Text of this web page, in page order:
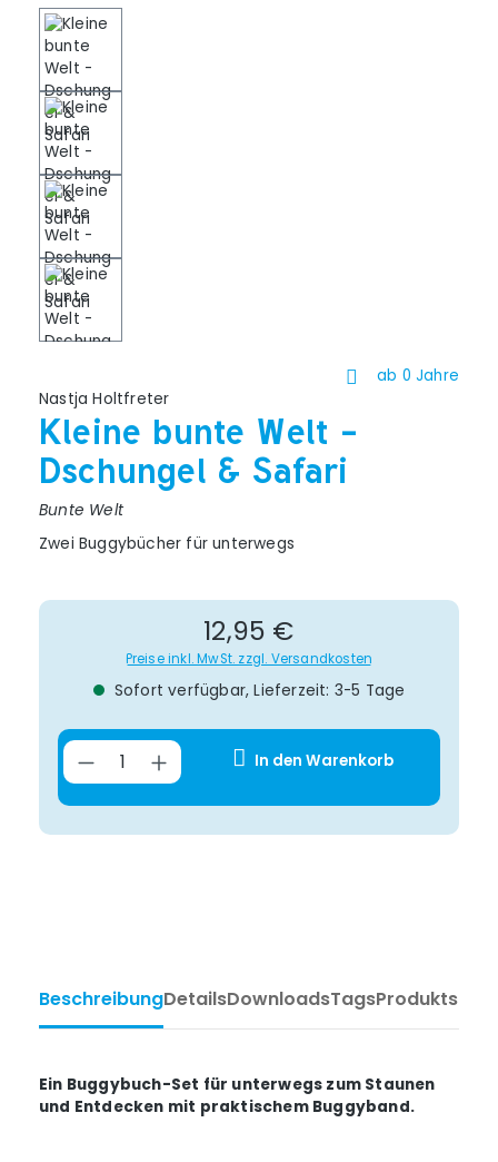
ab 0 Jahre
Nastja Holtfreter
Kleine bunte Welt -
Dschungel & Safari
Bunte Welt
Zwei Buggybücher für unterwegs
Regulärer Preis:
12,95 €
Preise inkl. MwSt. zzgl. Versandkosten
Sofort verfügbar, Lieferzeit: 3-5 Tage
Produkt Anzahl: Gib den
In den Warenkorb
BeschreibungDetailsDownloadsTags
Ein Buggybuch-Set für unterwegs zum Staunen
und Entdecken mit praktischem Buggyband.